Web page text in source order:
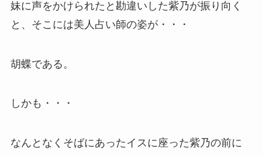
妹に声をかけられたと勘違いした紫乃が振り向く
と、そこには美人占い師の姿が・・・
胡蝶である。
しかも・・・
なんとなくそばにあったイスに座った紫乃の前に